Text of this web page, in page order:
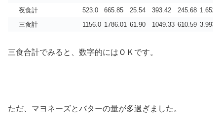
夜食計
523.0 665.85 25.54 393.42 245.68 1.652
三食計
1156.0 1786.01 61.90 1049.33 610.59 3.993
三食合計でみると、数字的にはＯＫです。
ただ、マヨネーズとバターの量が多過ぎました。